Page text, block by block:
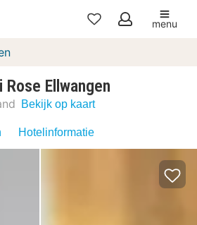
Mijn
menu
Ellwangen
Bekijk op kaart
Hotelinformatie